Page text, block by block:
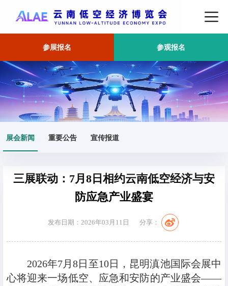
参展报名 参观报名
展会新闻 重要公告 宣传报道
首页 展会新闻 正文
三展联动：7月8日相约云南低空经济与安
防应急产业盛宴
发布日期：2026年03月11日 分享：
2026年7月8日至10日，昆明滇池国际会展中
心将迎来一场低空、应急和安防的产业盛会——